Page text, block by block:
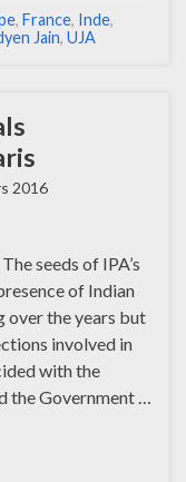
, France, Inde,
Jain, UJA
2016
seeds of IPA’s
of Indian
over the years but
involved in
with the
the Government …